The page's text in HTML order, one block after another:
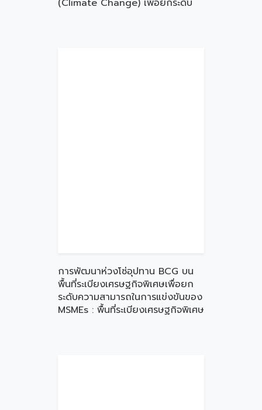
(Climate Change) เพื่อยกระดับ
การพัฒนาห่วงโซ่อุปทาน BCG บน
พื้นที่ระเบียงเศรษฐกิจพิเศษเพื่อยก
ระดับความสามารถในการแข่งขันของ
MSMEs : พื้นที่ระเบียงเศรษฐกิจพิเศษ